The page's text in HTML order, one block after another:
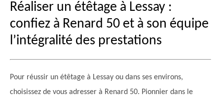
Réaliser un étêtage à Lessay :
confiez à Renard 50 et à son équipe
l’intégralité des prestations
Pour réussir un étêtage à Lessay ou dans ses environs,
choisissez de vous adresser à Renard 50. Pionnier dans le